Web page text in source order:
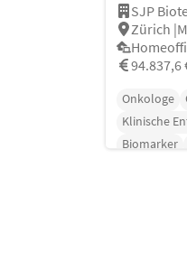
SJP
Zürich
94.837,6
Onkologe
Klinische
Biomarker